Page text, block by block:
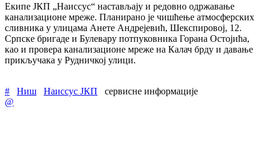
Екипе ЈКП „Наиссус“ настављају и редовно одржавање
канализационе мреже. Планирано је чишћење атмосферских
сливника у улицама Анете Андрејевић, Шекспировој, 12.
Српске бригаде и Булевару потпуковника Горана Остојића,
као и провера канализационе мреже на Калач брду и давање
прикључака у Рудничкој улици.
# Ниш Наиссус ЈКП
сервисне информације
@